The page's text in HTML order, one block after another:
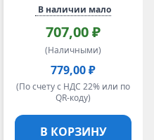
В наличии мало
707,00 ₽
(Наличными)
779,00 ₽
(По счету с НДС 22% или по
QR-коду)
В КОРЗИНУ